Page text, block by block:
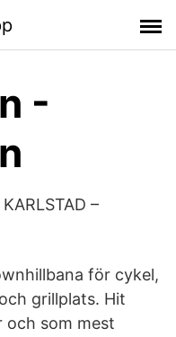
-
–
för cykel,
grillplats. Hit
och som mest